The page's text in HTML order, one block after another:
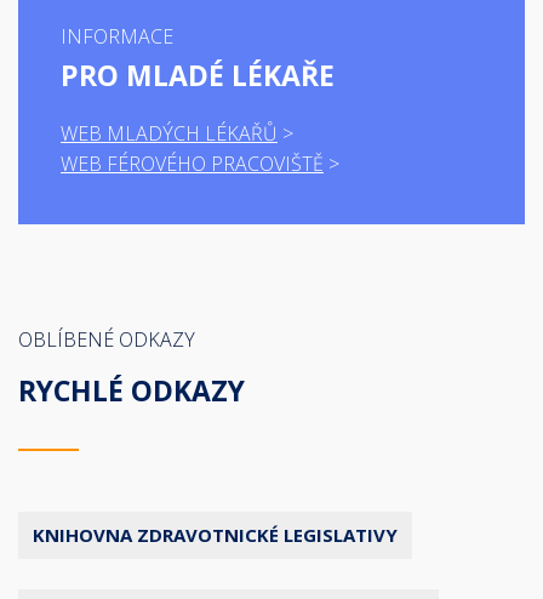
INFORMACE
PRO MLADÉ LÉKAŘE
WEB MLADÝCH LÉKAŘŮ
WEB FÉROVÉHO PRACOVIŠTĚ
OBLÍBENÉ ODKAZY
RYCHLÉ ODKAZY
KNIHOVNA ZDRAVOTNICKÉ LEGISLATIVY